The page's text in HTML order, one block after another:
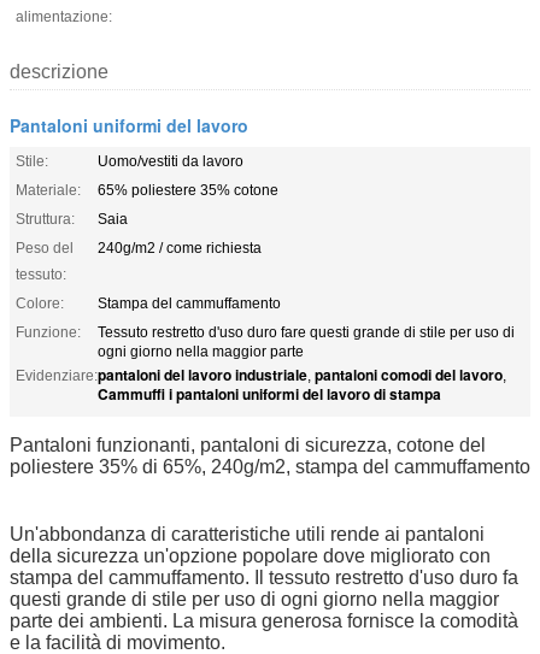
alimentazione:
descrizione
Pantaloni uniformi del lavoro
Stile:
Uomo/vestiti da lavoro
Materiale:
65% poliestere 35% cotone
Struttura:
Saia
Peso del
tessuto:
240g/m2 / come richiesta
Colore:
Stampa del cammuffamento
Funzione:
Tessuto restretto d'uso duro fare questi grande di stile per uso di
ogni giorno nella maggior parte
Evidenziare:pantaloni del lavoro industriale, pantaloni comodi del lavoro,
Cammuffi i pantaloni uniformi del lavoro di stampa
Pantaloni funzionanti, pantaloni di sicurezza, cotone del
poliestere 35% di 65%, 240g/m2, stampa del cammuffamento
Un'abbondanza di caratteristiche utili rende ai pantaloni
della sicurezza un'opzione popolare dove migliorato con
stampa del cammuffamento. Il tessuto restretto d'uso duro fa
questi grande di stile per uso di ogni giorno nella maggior
parte dei ambienti. La misura generosa fornisce la comodità
e la facilità di movimento.